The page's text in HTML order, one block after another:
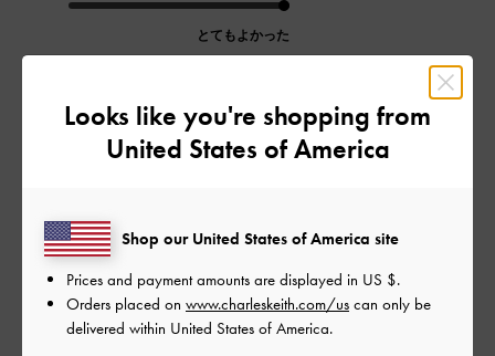
とてもよかった
とてもよかった
Looks like you're shopping from
United States of America
Shop our United States of America site
Prices and payment amounts are displayed in US $.
Orders placed on www.charleskeith.com/us can only be
delivered within United States of America.